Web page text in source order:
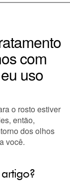
com
uso
o rosto estiver
então,
dos olhos
você.